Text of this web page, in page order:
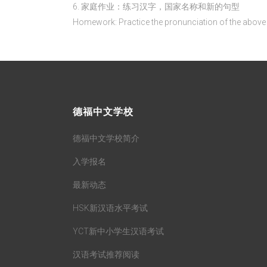
6. 家庭作业：练习汉字，国家名称和新的句型
Homework: Practice the pronunciation of the
德福中文学校
德福中文学校简介
入学报名
最新动态
HSK新汉语水平考试
YCT新中小学生汉语考试
汉语考试推荐阅读